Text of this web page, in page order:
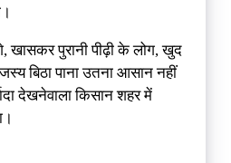
खासकर पुरानी पीढ़ी के लोग, खुद
बिठा पाना उतना आसान नहीं
देखनेवाला किसान शहर में